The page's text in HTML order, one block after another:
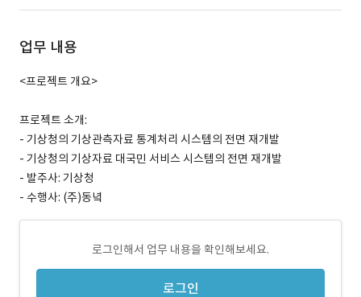
업무 내용
<프로젝트 개요>
프로젝트 소개:
- 기상청의 기상관측자료 통계처리 시스템의 전면 재개발
- 기상청의 기상자료 대국민 서비스 시스템의 전면 재개발
- 발주사: 기상청
- 수행사: (주)동녘
로그인해서 업무 내용을 확인해보세요.
로그인